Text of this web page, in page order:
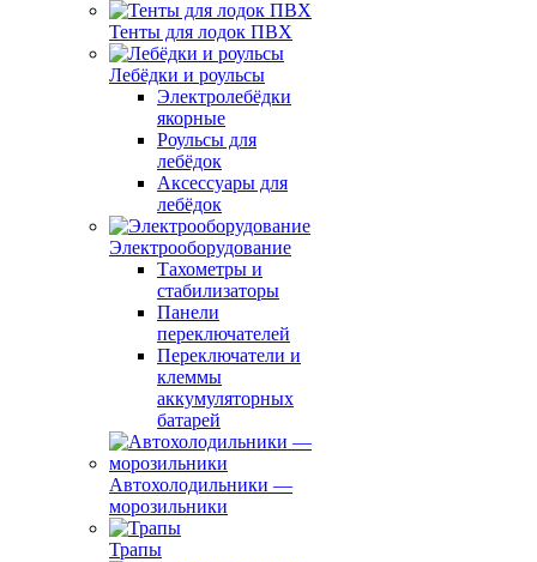
Тенты для лодок ПВХ
Лебёдки и роульсы
Электролебёдки
якорные
Роульсы для
лебёдок
Аксессуары для
лебёдок
Электрооборудование
Тахометры и
стабилизаторы
Панели
переключателей
Переключатели и
клеммы
аккумуляторных
батарей
Автохолодильники —
морозильники
Трапы